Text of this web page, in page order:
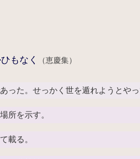
もなく （恵慶集）
った。せっかく世を遁れようとや
所を示す。
載る。